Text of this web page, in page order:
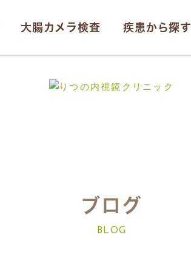
大腸カメラ検査 疾患から探す
ブログ
BLOG